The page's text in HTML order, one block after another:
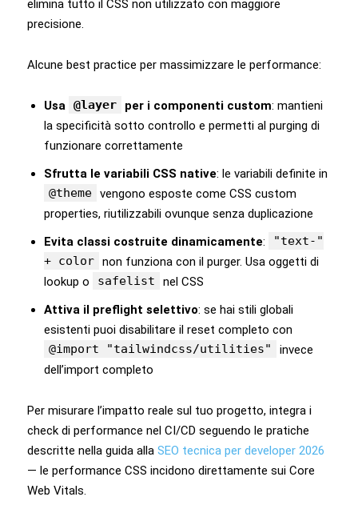
elimina tutto il CSS non utilizzato con maggiore
precisione.
Alcune best practice per massimizzare le performance:
Usa @layer per i componenti custom: mantieni
la specificità sotto controllo e permetti al purging di
funzionare correttamente
Sfrutta le variabili CSS native: le variabili definite in
@theme vengono esposte come CSS custom
properties, riutilizzabili ovunque senza duplicazione
Evita classi costruite dinamicamente:
"text-"
+ color non funziona con il purger. Usa oggetti di
lookup o
safelist
nel CSS
Attiva il preflight selettivo: se hai stili globali
esistenti puoi disabilitare il reset completo con
@import "tailwindcss/utilities"
invece
dell’import completo
Per misurare l’impatto reale sul tuo progetto, integra i
check di performance nel CI/CD seguendo le pratiche
descritte nella guida alla SEO tecnica per developer 2026
— le performance CSS incidono direttamente sui Core
Web Vitals.